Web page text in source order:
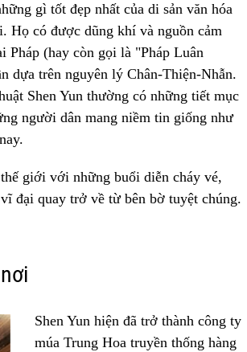
gì tốt đẹp nhất của di sản văn hóa
Họ có được dũng khí và nguồn cảm
(hay còn gọi là "Pháp Luân
dựa trên nguyên lý Chân-Thiện-Nhẫn.
Shen Yun thường có những tiết mục
người dân mang niềm tin giống như
giới với những buổi diễn cháy vé,
đại quay trở về từ bên bờ tuyệt chúng.
Shen Yun hiện đã trở thành công ty
múa Trung Hoa truyền thống hàng